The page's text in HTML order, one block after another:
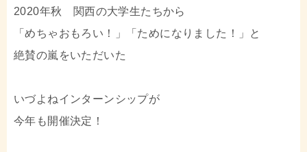
2020年秋 関西の大学生たちから
「めちゃおもろい！」「ためになりました！」と
絶賛の嵐をいただいた
いづよねインターンシップが
今年も開催決定！